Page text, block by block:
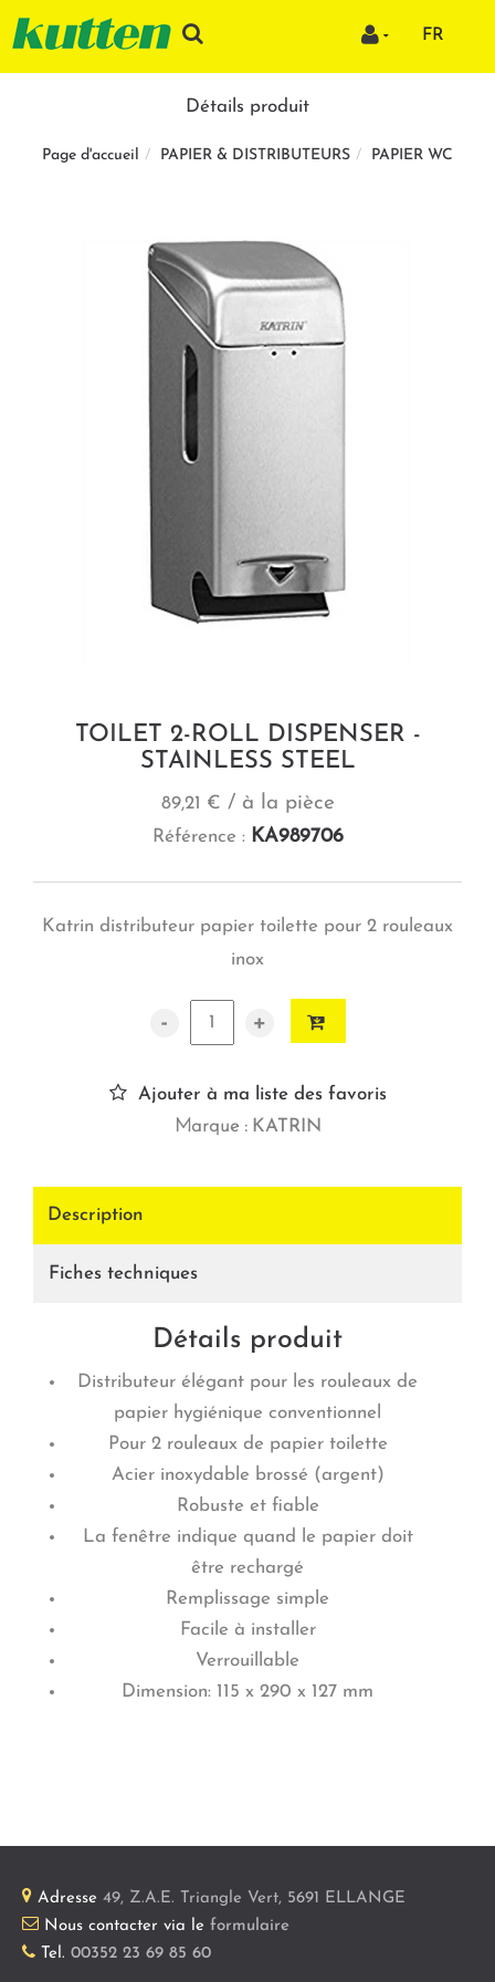
FR
Détails produit
Page d'accueil PAPIER & DISTRIBUTEURS PAPIER WC
TOILET 2-ROLL DISPENSER -
STAINLESS STEEL
89,21 € / à la pièce
Référence : KA989706
Katrin distributeur papier toilette pour 2 rouleaux
inox
- +
Ajouter à ma liste des favoris
Marque : KATRIN
Description
Fiches techniques
Détails produit
Distributeur élégant pour les rouleaux de
papier hygiénique conventionnel
Pour 2 rouleaux de papier toilette
Acier inoxydable brossé (argent)
Robuste et fiable
La fenêtre indique quand le papier doit
être rechargé
Remplissage simple
Facile à installer
Verrouillable
Dimension: 115 x 290 x 127 mm
Adresse 49, Z.A.E. Triangle Vert, 5691
ELLANGE
Nous contacter via le formulaire
Tel. 00352 23 69 85 60